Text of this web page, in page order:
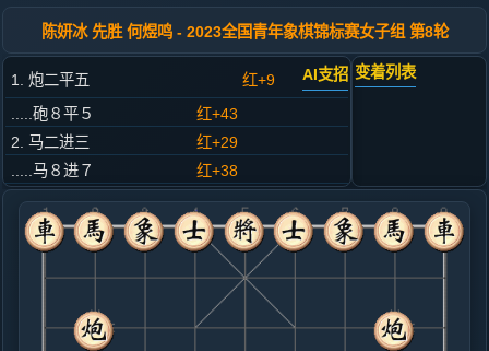
陈妍冰 先胜 何煜鸣 - 2023全国青年象棋锦标赛女子组 第8轮
1. 炮二平五 红+9 AI支招
.....砲８平５
红+43
2. 马二进三
红+29
.....马８进７
红+38
3. 车一平二
红+36
.....卒７进１
红+49
4. 兵七进一
红+38
.....车９进１
红+34
5. 马八进七
红+52
.....卒３进１
变着列表